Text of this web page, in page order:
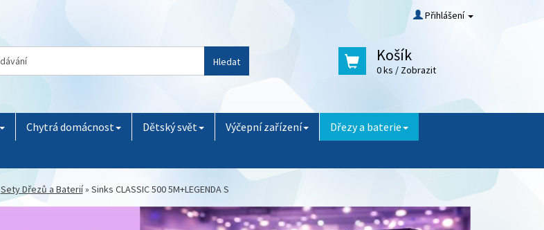
Přihlášení
Hledat Košík
0 ks / Zobrazit
Chytrá domácnost Dětský svět Výčepní zařízení
Dřezy a baterie
Sety Dřezů a Baterií» Sinks CLASSIC 500 5M+LEGENDA S